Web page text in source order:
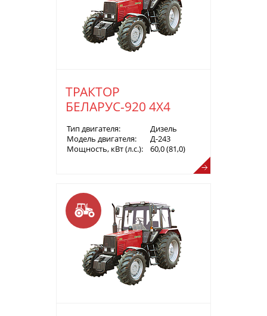
ТРАКТОР
БЕЛАРУС-920 4Х4
Тип двигателя:
Дизель
Модель двигателя:
Д-243
Мощность, кВт (л.с.):
60,0 (81,0)